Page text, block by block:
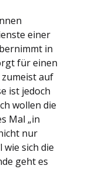
einer
in
für einen
auf
ist jedoch
wollen die
Mal „in
nur
sich die
geht es